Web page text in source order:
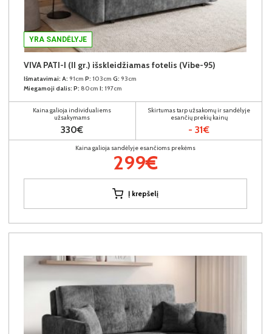
YRA SANDĖLYJE
VIVA PATI-I (II gr.) išskleidžiamas fotelis (Vibe-95)
Išmatavimai: A: 91cm P: 103cm G: 93cm
Miegamoji dalis: P: 80cm I: 197cm
Kaina galioja individualiems
užsakymams
330€
Skirtumas tarp užsakomų ir sandėlyje
esančių prekių kainų
- 31€
Kaina galioja sandėlyje esančioms prekėms
299€
Į krepšelį